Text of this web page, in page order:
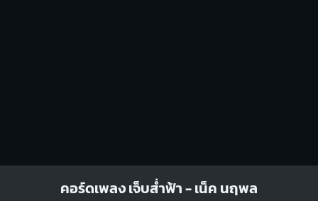
D
X X O
คอร์ดเพลง เจ็บส่ำฟ้า - เน็ค นฤพล